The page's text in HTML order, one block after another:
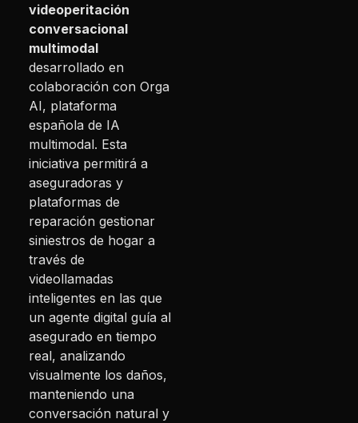
videoperitación
conversacional
multimodal
desarrollado en
colaboración con Orga
AI, plataforma
española de IA
multimodal. Esta
iniciativa permitirá a
aseguradoras y
plataformas de
reparación gestionar
siniestros de hogar a
través de
videollamadas
inteligentes en las que
un agente digital guía al
asegurado en tiempo
real, analizando
visualmente los daños,
manteniendo una
conversación natural y